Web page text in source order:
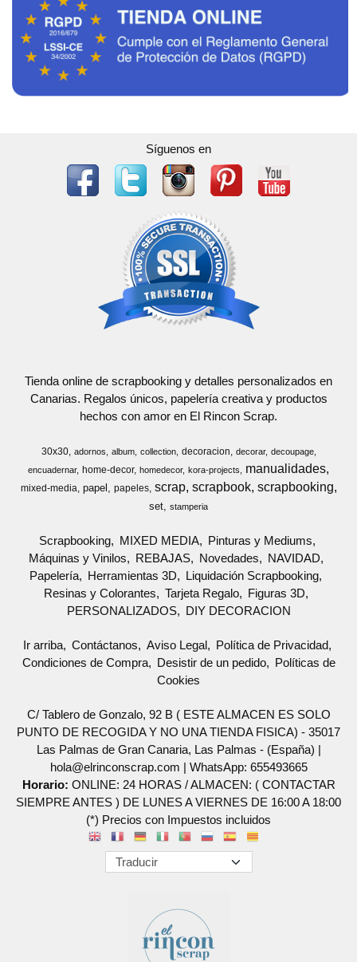
Síguenos en
Tienda online de scrapbooking y detalles personalizados en
Canarias. Regalos únicos, papelería creativa y productos
hechos con amor en El Rincon Scrap.
30x30 adornos album collection decoracion decorar
decoupage
encuadernar
home-decor homedecor kora-projects manualidades
mixed-media papel papeles scrap scrapbook scrapbooking
set stamperia
Scrapbooking MIXED MEDIA
Pinturas y Mediums
Máquinas y Vinilos
REBAJAS Novedades
NAVIDAD
Papelería
Herramientas 3D
Liquidación Scrapbooking
Resinas y Colorantes
Tarjeta Regalo
Figuras 3D
PERSONALIZADOS
DIY DECORACION
Ir arriba Contáctanos Aviso Legal
Política de Privacidad
Condiciones de Compra
Desistir de un pedido
Políticas de
Cookies
C/ Tablero de Gonzalo, 92 B ( ESTE ALMACEN ES SOLO
PUNTO DE RECOGIDA Y NO UNA TIENDA FISICA) - 35017
Las Palmas de Gran Canaria, Las Palmas - (España) |
hola@elrinconscrap.com | WhatsApp: 655493665
Horario: ONLINE: 24 HORAS / ALMACEN: ( CONTACTAR
SIEMPRE ANTES ) DE LUNES A VIERNES DE 16:00 A 18:00
(*) Precios con Impuestos incluidos